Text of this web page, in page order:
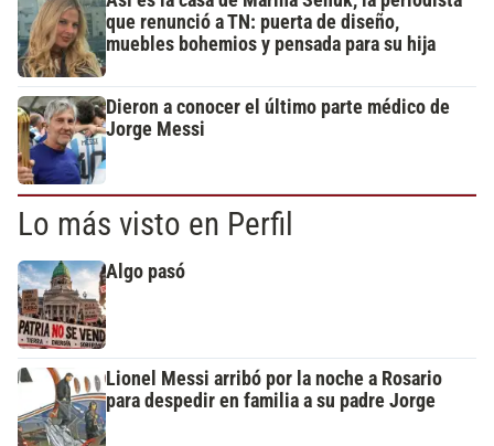
que renunció a TN: puerta de diseño,
muebles bohemios y pensada para su hija
Dieron a conocer el último parte médico de
Jorge Messi
Lo más visto en Perfil
Algo pasó
Lionel Messi arribó por la noche a Rosario
para despedir en familia a su padre Jorge